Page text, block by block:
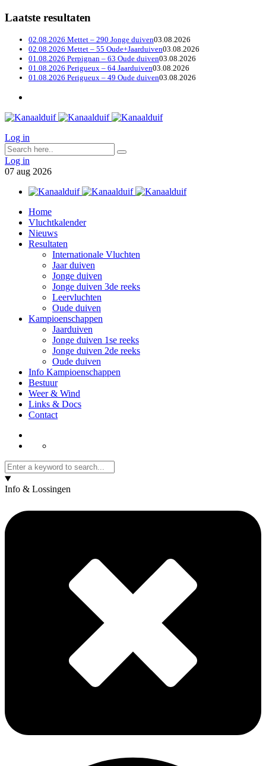
Laatste resultaten
02.08.2026 Mettet – 290 Jonge duiven03.08.2026
02.08.2026 Mettet – 55 Oude+Jaarduiven03.08.2026
01.08.2026 Perpignan – 63 Oude duiven03.08.2026
01.08.2026 Perigueux – 64 Jaarduiven03.08.2026
01.08.2026 Perigueux – 49 Oude duiven03.08.2026
Log in
Log in
07 aug 2026
Home
Vluchtkalender
Nieuws
Resultaten
Internationale Vluchten
Jaar duiven
Jonge duiven
Jonge duiven 3de reeks
Leervluchten
Oude duiven
Kampioenschappen
Jaarduiven
Jonge duiven 1se reeks
Jonge duiven 2de reeks
Oude duiven
Info Kampioenschappen
Bestuur
Weer & Wind
Links & Docs
Contact
Info & Lossingen